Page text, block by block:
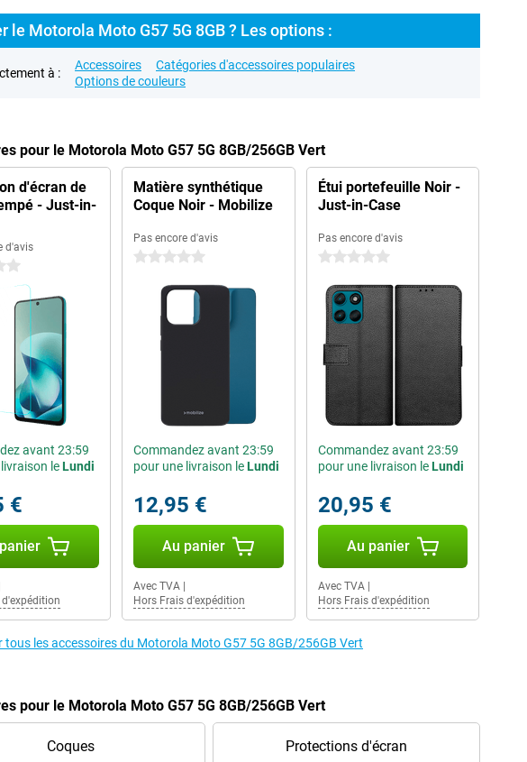
le Motorola Moto G57 5G 8GB ? Les options :
à :
Accessoires
Catégories d'accessoires populaires
Options de couleurs
pour le Motorola Moto G57 5G 8GB/256GB Vert
d'écran de
- Just-in-
d'avis
avant 23:59
leLundi
€
Matière synthétique
Coque Noir - Mobilize
Pas encore d'avis
0 étoiles
Commandez avant 23:59
pour une livraison leLundi
12,95 €
Au panier
Avec TVA|
Hors Frais d'expédition
Étui portefeuille Noir -
Just-in-Case
Pas encore d'avis
0 étoiles
Commandez avant 23:59
pour une livraison leLundi
20,95 €
Au panier
Avec TVA|
Hors Frais d'expédition
tous les accessoires du Motorola Moto G57 5G 8GB/256GB Vert
pour le Motorola Moto G57 5G 8GB/256GB Vert
Coques Protections d'écran